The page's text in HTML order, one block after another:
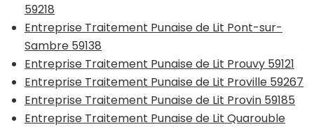
59218
Entreprise Traitement Punaise de Lit Pont-sur-
Sambre 59138
Entreprise Traitement Punaise de Lit Prouvy 59121
Entreprise Traitement Punaise de Lit Proville 59267
Entreprise Traitement Punaise de Lit Provin 59185
Entreprise Traitement Punaise de Lit Quarouble